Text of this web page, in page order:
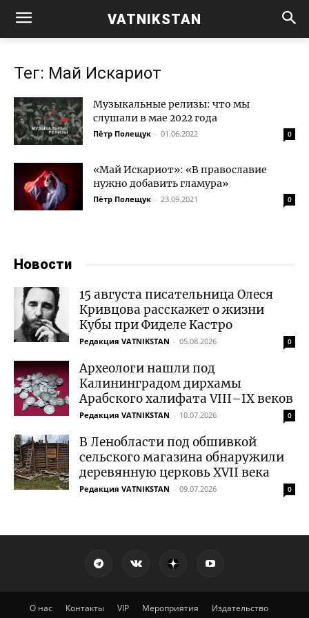
VATNIKSTAN
Тег: Май Искариот
Музыкальные релизы: что мы
слушали в мае 2022 года
Пётр Полещук - 01.06.2022 0
«Май Искариот»: «В православие
нужно добавить гламура»
Пётр Полещук - 23.09.2021 0
Новости
15 августа писательница Олеся
Кривцова расскажет о жизни
Кубы при Фиделе Кастро
Редакция VATNIKSTAN - 05.08.2026 0
Археологи нашли под
Калининградом дирхамы
Арабского халифата VIII–IX веков
Редакция VATNIKSTAN - 10.07.2026 0
В Ленобласти под обшивкой
сельского магазина обнаружили
деревянную церковь XVII века
Редакция VATNIKSTAN - 09.07.2026 0
О нас Контакты VIP Мероприятия
Издательство